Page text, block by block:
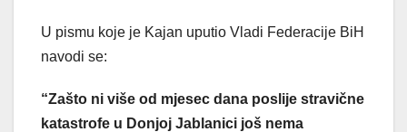
U pismu koje je Kajan uputio Vladi Federacije BiH
navodi se:
“Zašto ni više od mjesec dana poslije stravične
katastrofe u Donjoj Jablanici još nema